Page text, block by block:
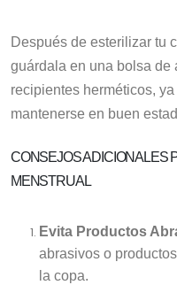
Después de esterilizar tu
guárdala en una bolsa de
recipientes herméticos,
mantenerse en buen
CONSEJOS ADICIONALES
MENSTRUAL
Evita Productos
abrasivos o
la copa.